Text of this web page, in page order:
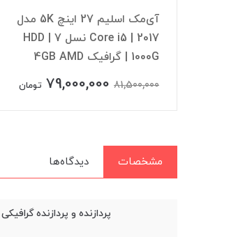
آی‌مک اسلیم 27 اینچ 5K مدل
2017 | Core i5 نسل 7 | HDD
1000G | گرافیک 4GB AMD
81,500,000
79,000,000 تومان
مشخصات دیدگاه‌ها
پردازنده و پردازنده گرافیکی